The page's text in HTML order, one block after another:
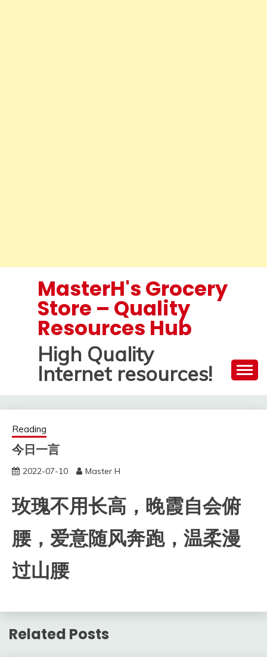
MasterH's Grocery
Store – Quality
Resources Hub
High Quality
Internet resources!
Reading
今日一言
2022-07-10 Master H
玫瑰不用长高，晚霞自会俯
腰，爱意随风奔跑，温柔漫
过山腰
Related Posts